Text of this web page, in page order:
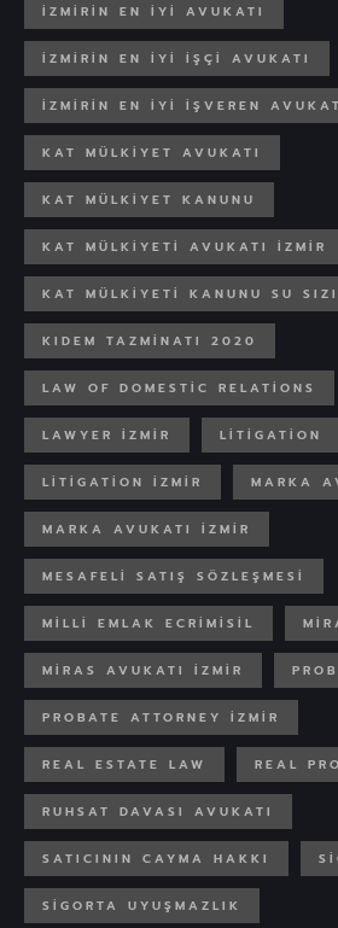
IZMIRIN EN IYI AVUKATI
IZMIRIN EN IYI IŞÇI AVUKATI
IZMIRIN EN IYI IŞVEREN
KAT MÜLKIYET AVUKATI
KAT MÜLKIYET KANUNU
KAT MÜLKIYETI AVUKATI İZMIR
KAT MÜLKIYETI KANUNU SU
KIDEM TAZMINATI 2020
LAW OF DOMESTIC RELATIONS
LAWYER IZMIR LITIGATION
LITIGATION IZMIR MARKA
MARKA AVUKATI IZMIR
MESAFELI SATIŞ SÖZLEŞMESI
MILLI EMLAK ECRIMISIL
MIRAS AVUKATI IZMIR
PROBATE ATTORNEY IZMIR
REAL ESTATE LAW REAL
RUHSAT DAVASI AVUKATI
SATICININ CAYMA HAKKI
SIGORTA UYUŞMAZLIK